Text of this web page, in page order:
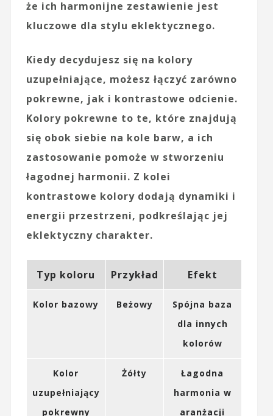
że ich harmonijne zestawienie jest
kluczowe dla stylu eklektycznego.
Kiedy decydujesz się na kolory
uzupełniające, możesz łączyć zarówno
pokrewne, jak i kontrastowe odcienie.
Kolory pokrewne to te, które znajdują
się obok siebie na kole barw, a ich
zastosowanie pomoże w stworzeniu
łagodnej harmonii. Z kolei
kontrastowe kolory dodają dynamiki i
energii przestrzeni, podkreślając jej
eklektyczny charakter.
Typ koloru Przykład Efekt
Kolor bazowy Beżowy
Spójna baza
dla innych
kolorów
Kolor
uzupełniający
pokrewny
Żółty
Łagodna
harmonia w
aranżacji